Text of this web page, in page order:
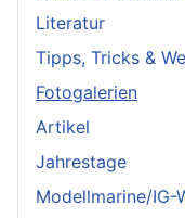
Literatur
Tipps, Tricks &
Fotogalerien
Artikel
Jahrestage
Modellmarine/IG-